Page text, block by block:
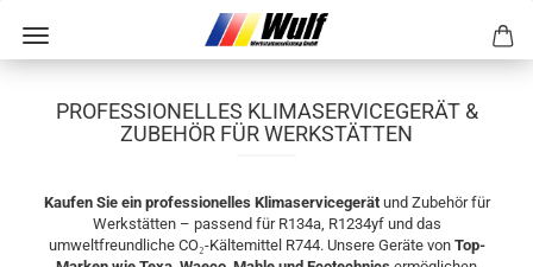
PROFESSIONELLES KLIMASERVICEGERÄT &
ZUBEHÖR FÜR WERKSTÄTTEN
Kaufen Sie ein professionelles Klimaservicegerätund Zubehör für
Werkstätten – passend für R134a, R1234yf und das
umweltfreundliche CO₂-Kältemittel R744. Unsere Geräte von Top-